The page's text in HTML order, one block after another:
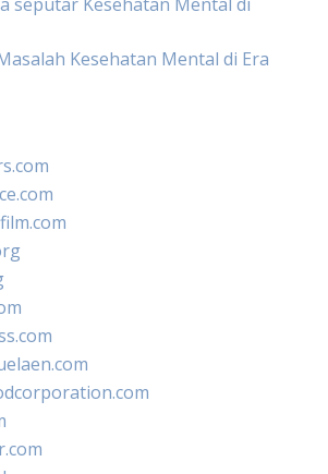
Kesehatan Mental di Era